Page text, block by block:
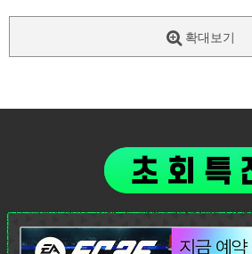
확대보기